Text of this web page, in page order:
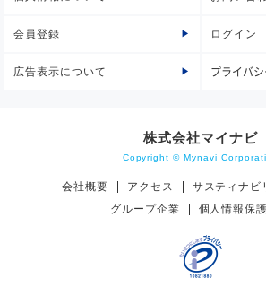
会員登録 ログイン
広告表示について プライバ
株式会社マイナビ
Copyright © Mynavi
会社概要 アクセス サスティナビ
グループ企業
個人情報保